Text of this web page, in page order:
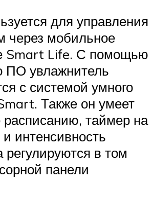
для управления
через мобильное
Smart Life. С помощью
ПО увлажнитель
с системой умного
Также он умеет
расписанию, таймер на
интенсивность
регулируются в том
панели